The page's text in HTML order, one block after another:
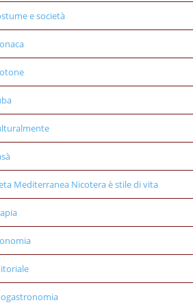
e società
Mediterranea Nicotera è stile di vita